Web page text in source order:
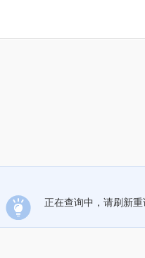
正在查询中，请刷新重